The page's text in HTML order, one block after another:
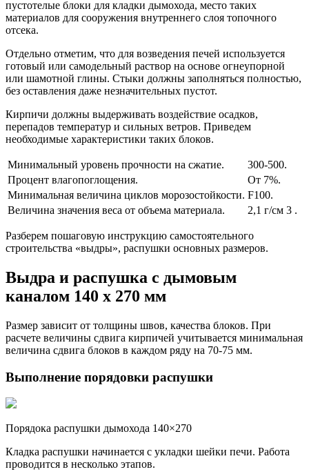
пустотелые блоки для кладки дымохода, место таких
материалов для сооружения внутреннего слоя топочного
отсека.
Отдельно отметим, что для возведения печей используется
готовый или самодельный раствор на основе огнеупорной
или шамотной глины. Стыки должны заполняться полностью,
без оставления даже незначительных пустот.
Кирпичи должны выдерживать воздействие осадков,
перепадов температур и сильных ветров. Приведем
необходимые характеристики таких блоков.
Минимальный уровень прочности на сжатие.
300-500.
Процент влагопоглощения.
От 7%.
Минимальная величина циклов морозостойкости. F100.
Величина значения веса от объема материала.
2,1 г/см 3 .
Разберем пошаговую инструкцию самостоятельного
строительства «выдры», распушки основных размеров.
Выдра и распушка с дымовым
каналом 140 х 270 мм
Размер зависит от толщины швов, качества блоков. При
расчете величины сдвига кирпичей учитывается минимальная
величина сдвига блоков в каждом ряду на 70-75 мм.
Выполнение порядовки распушки
Порядока распушки дымохода 140×270
Кладка распушки начинается с укладки шейки печи. Работа
проводится в несколько этапов.